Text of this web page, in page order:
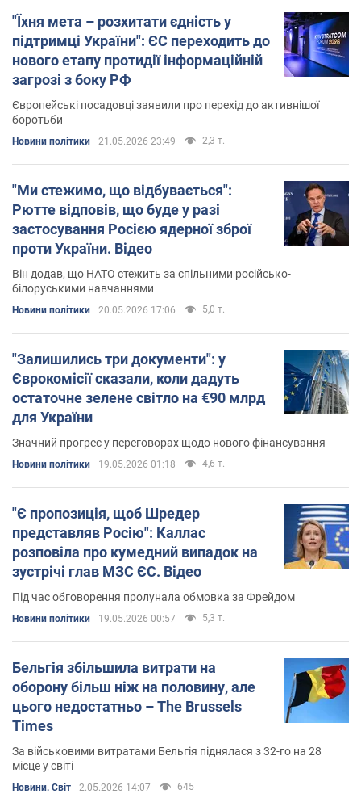
"Їхня мета – розхитати єдність у
підтримці України": ЄС переходить до
нового етапу протидії інформаційній
загрозі з боку РФ
Європейські посадовці заявили про перехід до активнішої
боротьби
Новини політики 21.05.2026 23:49 2,3 т.
"Ми стежимо, що відбувається":
Рютте відповів, що буде у разі
застосування Росією ядерної зброї
проти України. Відео
Він додав, що НАТО стежить за спільними російсько-
білоруськими навчаннями
Новини політики 20.05.2026 17:06 5,0 т.
"Залишились три документи": у
Єврокомісії сказали, коли дадуть
остаточне зелене світло на €90 млрд
для України
Значний прогрес у переговорах щодо нового фінансування
Новини політики 19.05.2026 01:18 4,6 т.
"Є пропозиція, щоб Шредер
представляв Росію": Каллас
розповіла про кумедний випадок на
зустрічі глав МЗС ЄС. Відео
Під час обговорення пролунала обмовка за Фрейдом
Новини політики 19.05.2026 00:57 5,3 т.
Бельгія збільшила витрати на
оборону більш ніж на половину, але
цього недостатньо – The Brussels
Times
За військовими витратами Бельгія піднялася з 32-го на 28
місце у світі
Новини. Світ 2.05.2026 14:07 645